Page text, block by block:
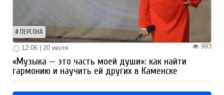
ПЕРСОНА
993
12:06 | 20 июля
«Музыка — это часть моей души»: как найти
гармонию и научить ей других в Каменске